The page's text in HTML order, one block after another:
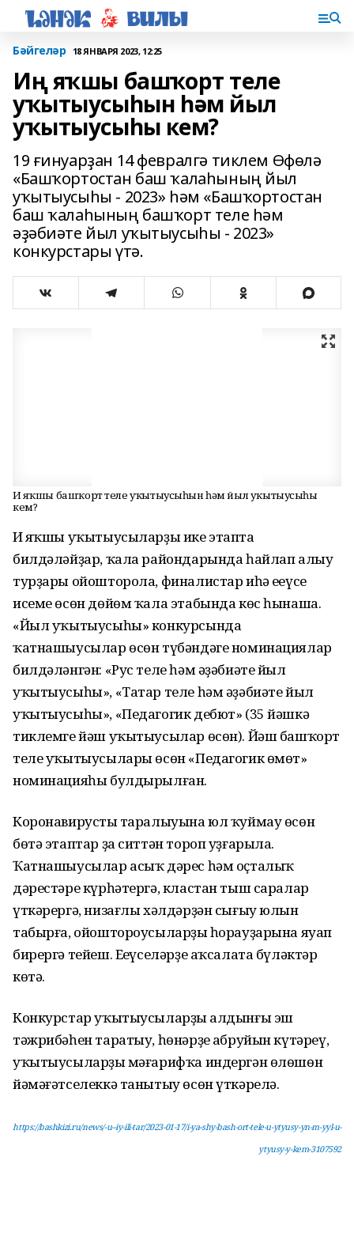
Бәйгеләр 18 ЯНВАРЯ 2023, 12:25
Иң яҡшы башҡорт теле
уҡытыусыһын һәм йыл
уҡытыусыһы кем?
19 ғинуарҙан 14 февралгә тиклем Өфөлә
«Башҡортостан баш ҡалаһының йыл
уҡытыусыһы - 2023» һәм «Башҡортостан
баш ҡалаһының башҡорт теле һәм
әҙәбиәте йыл уҡытыусыһы - 2023»
конкурстары үтә.
Иң яҡшы башҡорт теле уҡытыусыһын һәм йыл уҡытыусыһы
кем?
Иң яҡшы уҡытыусыларҙы ике этапта
билдәләйҙар, ҡала райондарында һайлап алыу
турҙары ойошторола, финалистар иһә еңеүсе
исеме өсөн дөйөм ҡала этабында көс һынаша.
«Йыл уҡытыусыһы» конкурсында
ҡатнашыусылар өсөн түбәндәге номинациялар
билдәләнгән: «Рус теле һәм әҙәбиәте йыл
уҡытыусыһы», «Татар теле һәм әҙәбиәте йыл
уҡытыусыһы», «Педагогик дебют» (35 йәшкә
тиклемге йәш уҡытыусылар өсөн). Йәш башҡорт
теле уҡытыусылары өсөн «Педагогик өмөт»
номинацияһы булдырылған.
Коронавирустың таралыуына юл ҡуймау өсөн
бөтә этаптар ҙа ситтән тороп уҙғарыла.
Ҡатнашыусылар асыҡ дәрес һәм оҫталыҡ
дәрестәре күрһәтергә, кластан тыш саралар
үткәрергә, низағлы хәлдәрҙән сығыу юлын
табырға, ойоштороусыларҙың һорауҙарына яуап
бирергә тейеш. Еңеүселәрҙе аҡсалата бүләктәр
көтә.
Конкурстар уҡытыусыларҙың алдынғы эш
тәжрибәһен таратыу, һөнәрҙең абруйын күтәреү,
уҡытыусыларҙың мәғарифҡа индергән өлөшөн
йәмәғәтселеккә танытыу өсөн үткәрелә.
https://bashkizi.ru/news/-u--iy-ili-tar/2023-01-17/i-ya-shy-bash-ort-tele-u-ytyusy-yn-m-yyl-u-
ytyusy-y-kem-3107592